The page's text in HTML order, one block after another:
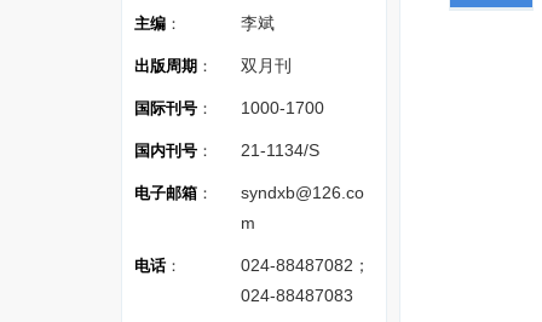
主编 ： 李斌
出版周期 ： 双月刊
国际刊号 ： 1000-1700
国内刊号 ： 21-1134/S
电子邮箱 ：
syndxb@126.co
m
电话 ：
024-88487082；
024-88487083